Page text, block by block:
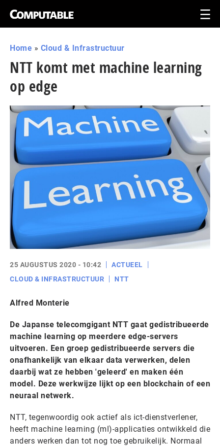
Home » Cloud & Infrastructuur
NTT komt met machine learning
op edge
25 AUGUSTUS 2020 - 10:42
ACTUEEL
CLOUD & INFRASTRUCTUUR
NTT
Alfred Monterie
De Japanse telecomgigant NTT gaat gedistribueerde
machine learning op meerdere edge-servers
uitvoeren. Een groep gedistribueerde servers die
onafhankelijk van elkaar data verwerken, delen
daarbij wat ze hebben 'geleerd' en maken één
model. Deze werkwijze lijkt op een blockchain of een
neuraal netwerk.
NTT, tegenwoordig ook actief als ict-dienstverlener,
heeft machine learning (ml)-applicaties ontwikkeld die
anders werken dan tot nog toe gebruikelijk. Normaal